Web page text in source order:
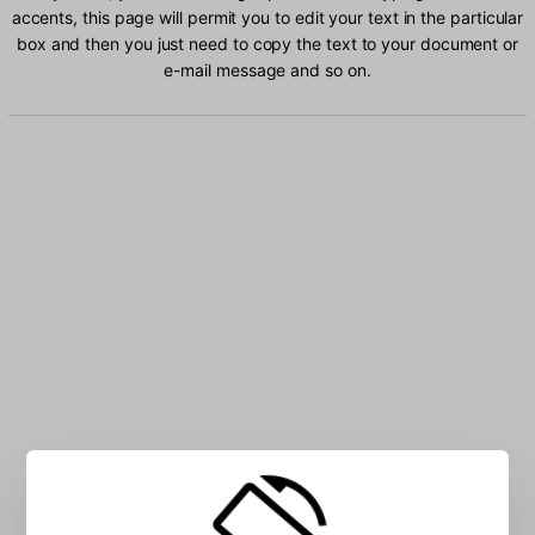
accents, this page will permit you to edit your text in the particular
box and then you just need to copy the text to your document or
e-mail message and so on.
Type Faeroese characters into the box: